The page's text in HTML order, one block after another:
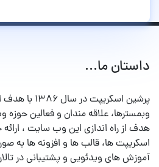
داستان ما...
پرشین اسکریپت
وبمسترها، علاقه مندان و فعالین حوزه
هدف از راه اندازی این وب سایت ، ارائه
اسکریپت ها، قالب ها و افزونه ها به
آموزش های ویدئویی و پشتیبانی در